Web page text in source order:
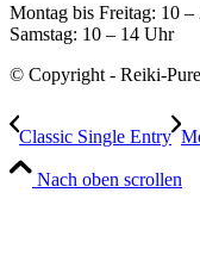
Montag bis Freitag: 10
Samstag: 10 – 14 Uhr
© Copyright - Reiki-
Classic Single Entry
Nach oben scrollen